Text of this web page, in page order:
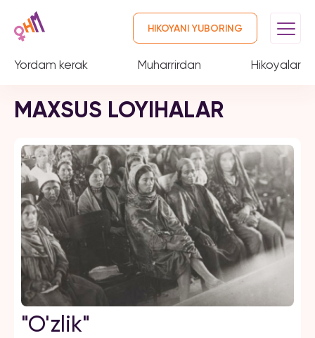
Yordam kerak Muharrirdan Hikoyalar
HIKOYANI YUBORING
MAXSUS LOYIHALAR
"O'zlik"